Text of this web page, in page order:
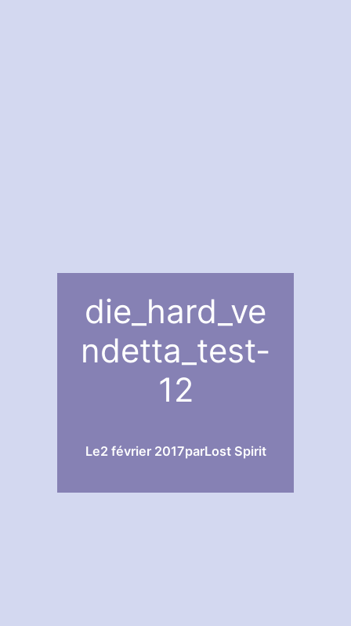
die_hard_ve
ndetta_test-
12
Le2 février 2017parLost Spirit